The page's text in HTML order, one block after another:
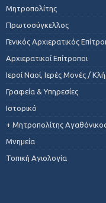
Μητροπολίτης
Πρωτοσύγκελλος
Γενικός Αρχιερατικός
Αρχιερατικοί Επίτροποι
Ιεροί Ναοί, Ιερές Μονές /
Γραφεία & Υπηρεσίες
Ιστορικό
+ Μητροπολίτης
Μνημεία
Τοπική Αγιολογία